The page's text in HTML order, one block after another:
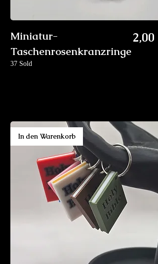
Miniatur-
Taschenrosenkranzringe
2,00
37 Sold
In den Warenkorb